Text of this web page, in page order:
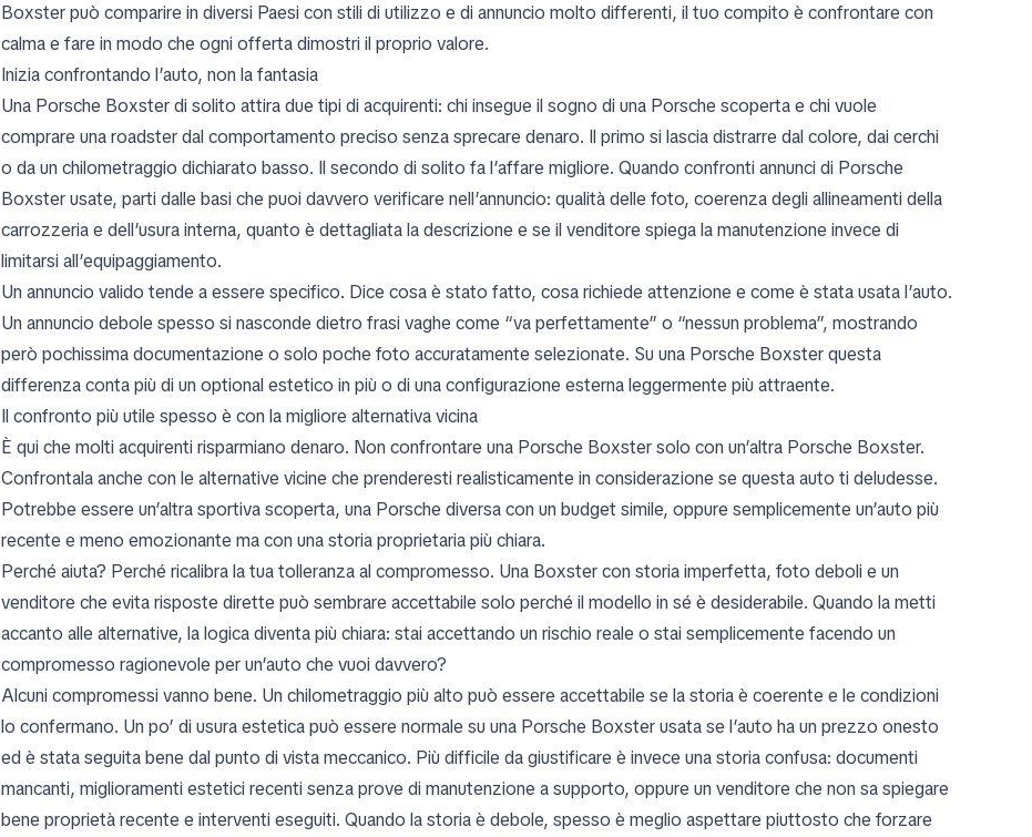
Boxster può comparire in diversi Paesi con stili di utilizzo e di annuncio molto differenti, il tuo compito è confrontare con
calma e fare in modo che ogni offerta dimostri il proprio valore.
Inizia confrontando l’auto, non la fantasia
Una Porsche Boxster di solito attira due tipi di acquirenti: chi insegue il sogno di una Porsche scoperta e chi vuole
comprare una roadster dal comportamento preciso senza sprecare denaro. Il primo si lascia distrarre dal colore, dai cerchi
o da un chilometraggio dichiarato basso. Il secondo di solito fa l’affare migliore. Quando confronti annunci di Porsche
Boxster usate, parti dalle basi che puoi davvero verificare nell’annuncio: qualità delle foto, coerenza degli allineamenti della
carrozzeria e dell’usura interna, quanto è dettagliata la descrizione e se il venditore spiega la manutenzione invece di
limitarsi all’equipaggiamento.
Un annuncio valido tende a essere specifico. Dice cosa è stato fatto, cosa richiede attenzione e come è stata usata l’auto.
Un annuncio debole spesso si nasconde dietro frasi vaghe come “va perfettamente” o “nessun problema”, mostrando
però pochissima documentazione o solo poche foto accuratamente selezionate. Su una Porsche Boxster questa
differenza conta più di un optional estetico in più o di una configurazione esterna leggermente più attraente.
Il confronto più utile spesso è con la migliore alternativa vicina
È qui che molti acquirenti risparmiano denaro. Non confrontare una Porsche Boxster solo con un’altra Porsche Boxster.
Confrontala anche con le alternative vicine che prenderesti realisticamente in considerazione se questa auto ti deludesse.
Potrebbe essere un’altra sportiva scoperta, una Porsche diversa con un budget simile, oppure semplicemente un’auto più
recente e meno emozionante ma con una storia proprietaria più chiara.
Perché aiuta? Perché ricalibra la tua tolleranza al compromesso. Una Boxster con storia imperfetta, foto deboli e un
venditore che evita risposte dirette può sembrare accettabile solo perché il modello in sé è desiderabile. Quando la metti
accanto alle alternative, la logica diventa più chiara: stai accettando un rischio reale o stai semplicemente facendo un
compromesso ragionevole per un’auto che vuoi davvero?
Alcuni compromessi vanno bene. Un chilometraggio più alto può essere accettabile se la storia è coerente e le condizioni
lo confermano. Un po’ di usura estetica può essere normale su una Porsche Boxster usata se l’auto ha un prezzo onesto
ed è stata seguita bene dal punto di vista meccanico. Più difficile da giustificare è invece una storia confusa: documenti
mancanti, miglioramenti estetici recenti senza prove di manutenzione a supporto, oppure un venditore che non sa spiegare
bene proprietà recente e interventi eseguiti. Quando la storia è debole, spesso è meglio aspettare piuttosto che forzare